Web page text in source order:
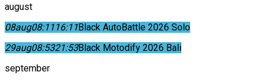
august
08aug08:1116:11Black AutoBattle 2026 Solo
29aug08:5321:53Black Motodify 2026 Bali
september